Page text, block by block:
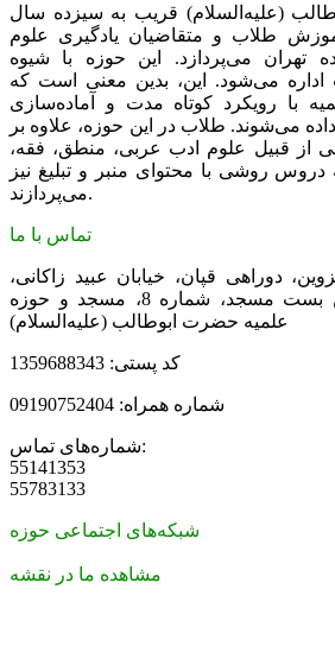
(علیه‌السلام) قریب به سیزده سال
طلاب و متقاضیان یادگیری علوم
تهران می‌پردازد. این حوزه با شیوه
اداره می‌شود. این، بدین معنی است که
با رویکرد کوتاه مدت و آماده‌سازی
می‌شوند. طلاب در این حوزه، علاوه بر
از قبیل علوم ادب عربی، منطق، فقه،
روشی با محتوای منبر و تبلیغ نیز
می‌پردازند.
تماس با ما
دوراهی قپان، خیابان عبید زاکانی،
روبروی کانون میثم، بن بست مسجد، شماره 8، مسجد و حوزه
علمیه حضرت ابوطالب (علیه‌السلام)
کد پستی: 1359688343
شماره همراه: 09190752404
شماره‌های تماس:
55141353
55783133
شبکه‌های اجتماعی حوزه
مشاهده ما در نقشه